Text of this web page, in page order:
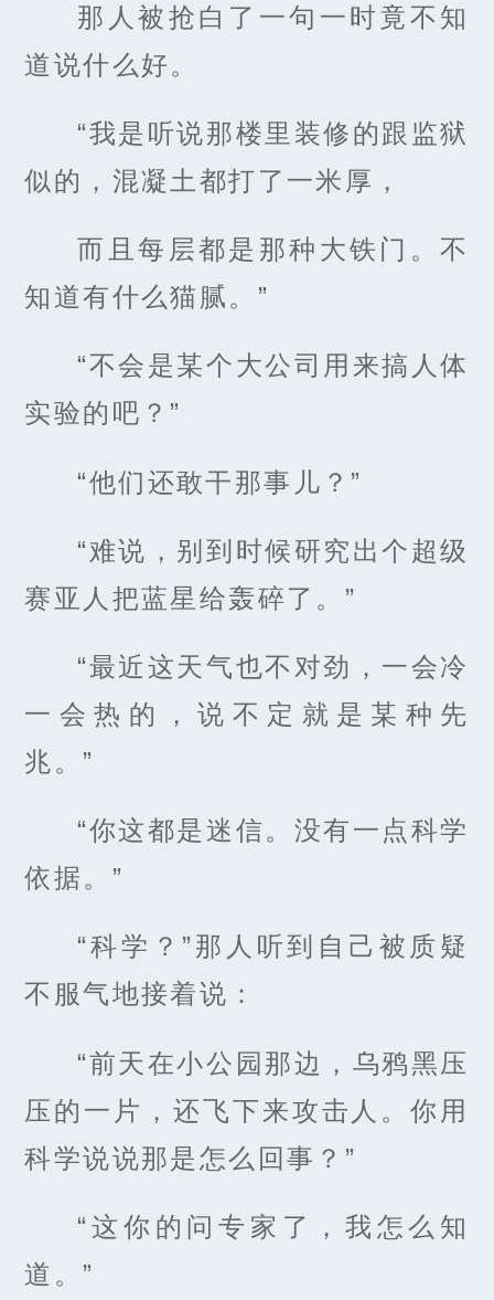
那人被抢白了一句一时竟不知
道说什么好。
“我是听说那楼里装修的跟监狱
似的，混凝土都打了一米厚，
而且每层都是那种大铁门。不
知道有什么猫腻。”
“不会是某个大公司用来搞人体
实验的吧？”
“他们还敢干那事儿？”
“难说，别到时候研究出个超级
赛亚人把蓝星给轰碎了。”
“最近这天气也不对劲，一会冷
一会热的，说不定就是某种先
兆。”
“你这都是迷信。没有一点科学
依据。”
“科学？”那人听到自己被质疑
不服气地接着说：
“前天在小公园那边，乌鸦黑压
压的一片，还飞下来攻击人。你用
科学说说那是怎么回事？”
“这你的问专家了，我怎么知
道。”